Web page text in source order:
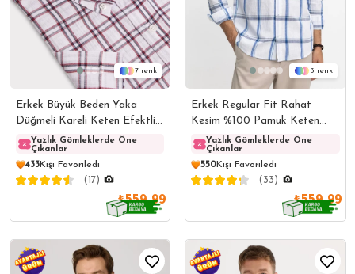
7
Erkek Büyük Beden Yaka
Düğmeli Kareli Keten Efektli
Kısa Kollu Gömlek
Yazlık Gömleklerde Öne
Çıkanlar
Yazlık Gömleklerde Öne
Çıkanlar
433Kişi Favoriledi
(17)
₺559,99
3
Erkek Regular Fit Rahat
Kesim %100 Pamuk Keten
Doku Ekoseli Düğmeli Yaka
Beyaz Gömlek
Yazlık Gömleklerde Öne
Çıkanlar
550Kişi Favoriledi
(33)
₺559,99